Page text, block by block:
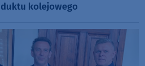
kolejowego